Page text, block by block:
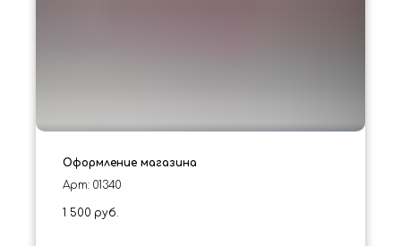
Оформление магазина
Арт: 01340
1 500 руб.